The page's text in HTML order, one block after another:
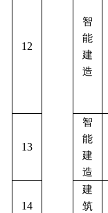
12
智
能
建
造
13
智
能
建
造
14
建
筑